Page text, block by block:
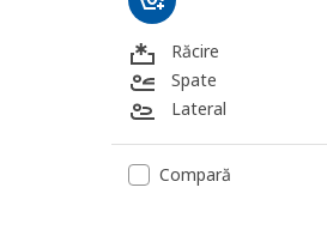
Răcire
Spate
Lateral
Compară